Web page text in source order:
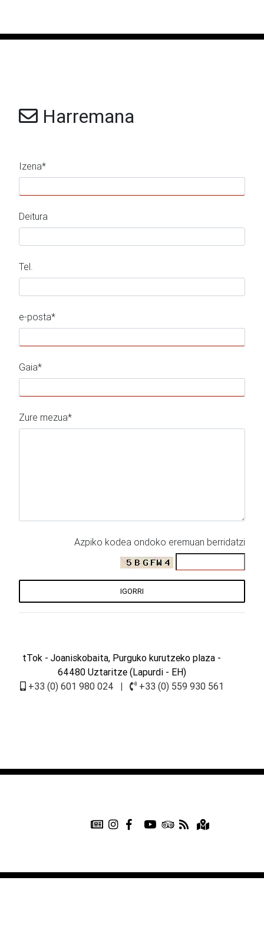
Harremana
Izena*
Deitura
Tel.
e-posta*
Gaia*
Zure mezua*
Azpiko kodea ondoko eremuan berridatzi
IGORRI
tTok - Joaniskobaita, Purguko kurutzeko plaza -
64480 Uztaritze (Lapurdi - EH)
+33 (0) 601 980 024
| +33 (0) 559 930 561